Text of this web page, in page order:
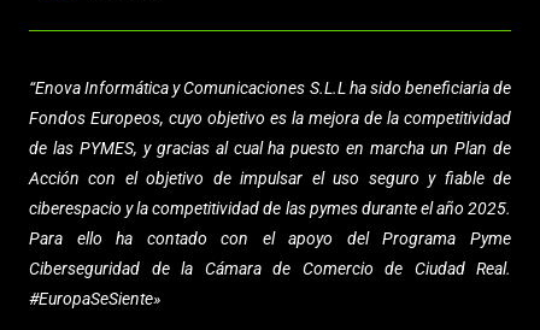
“Enova Informática y Comunicaciones S.L.L ha sido beneficiaria de
Fondos Europeos, cuyo objetivo es la mejora de la competitividad
de las PYMES, y gracias al cual ha puesto en marcha un Plan de
Acción con el objetivo de impulsar el uso seguro y fiable de
ciberespacio y la competitividad de las pymes durante el año 2025.
Para ello ha contado con el apoyo del Programa Pyme
Ciberseguridad de la Cámara de Comercio de Ciudad Real.
#EuropaSeSiente»